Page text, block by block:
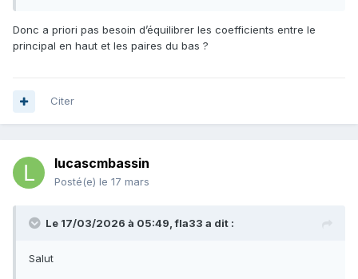
Donc a priori pas besoin d’équilibrer les coefficients entre le
principal en haut et les paires du bas ?
Citer
lucascmbassin
Posté(e) le 17 mars
Le 17/03/2026 à 05:49,fla33 a dit :
Salut